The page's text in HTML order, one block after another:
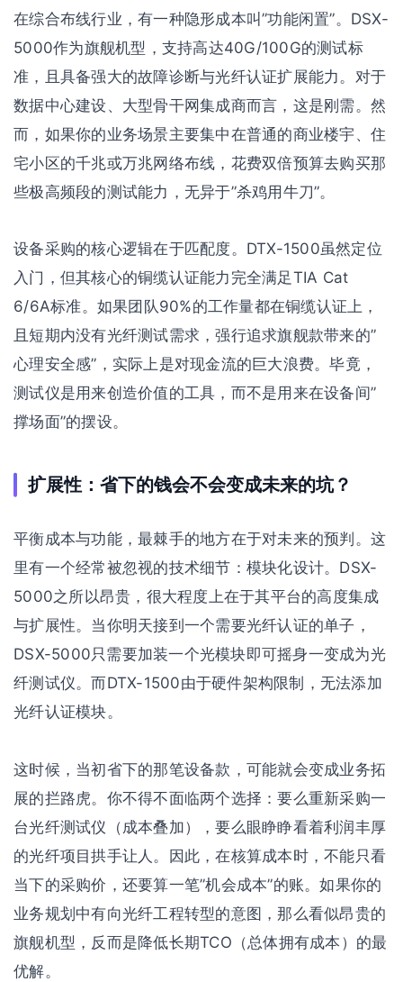
在综合布线行业，有一种隐形成本叫”功能闲置”。DSX-
5000作为旗舰机型，支持高达40G/100G的测试标
准，且具备强大的故障诊断与光纤认证扩展能力。对于
数据中心建设、大型骨干网集成商而言，这是刚需。然
而，如果你的业务场景主要集中在普通的商业楼宇、住
宅小区的千兆或万兆网络布线，花费双倍预算去购买那
些极高频段的测试能力，无异于”杀鸡用牛刀”。
设备采购的核心逻辑在于匹配度。DTX-1500虽然定位
入门，但其核心的铜缆认证能力完全满足TIA Cat
6/6A标准。如果团队90%的工作量都在铜缆认证上，
且短期内没有光纤测试需求，强行追求旗舰款带来的”
心理安全感”，实际上是对现金流的巨大浪费。毕竟，
测试仪是用来创造价值的工具，而不是用来在设备间”
撑场面”的摆设。
扩展性：省下的钱会不会变成未来的坑？
平衡成本与功能，最棘手的地方在于对未来的预判。这
里有一个经常被忽视的技术细节：模块化设计。DSX-
5000之所以昂贵，很大程度上在于其平台的高度集成
与扩展性。当你明天接到一个需要光纤认证的单子，
DSX-5000只需要加装一个光模块即可摇身一变成为光
纤测试仪。而DTX-1500由于硬件架构限制，无法添加
光纤认证模块。
这时候，当初省下的那笔设备款，可能就会变成业务拓
展的拦路虎。你不得不面临两个选择：要么重新采购一
台光纤测试仪（成本叠加），要么眼睁睁看着利润丰厚
的光纤项目拱手让人。因此，在核算成本时，不能只看
当下的采购价，还要算一笔”机会成本”的账。如果你的
业务规划中有向光纤工程转型的意图，那么看似昂贵的
旗舰机型，反而是降低长期TCO（总体拥有成本）的最
优解。